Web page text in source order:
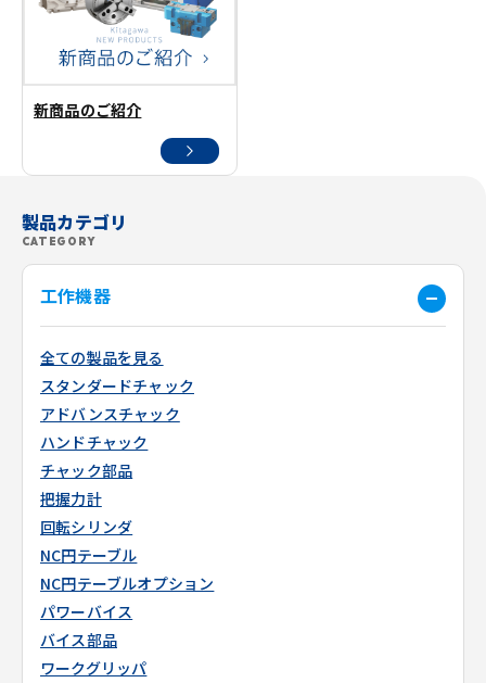
製品カテゴリ
CATEGORY
工作機器
全ての製品を見る
スタンダードチャック
アドバンスチャック
ハンドチャック
チャック部品
把握力計
回転シリンダ
NC円テーブル
NC円テーブルオプション
パワーバイス
バイス部品
ワークグリッパ
新商品のご紹介